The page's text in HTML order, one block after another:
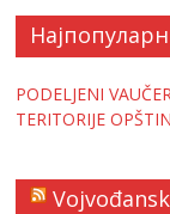
PODELJENI
TERITORIJE